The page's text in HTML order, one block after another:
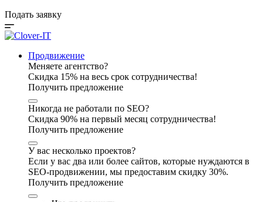
Подать заявку
Продвижение
Меняете агентство?
Скидка 15% на весь срок сотрудничества!
Получить предложение
Никогда не работали по SEO?
Скидка 90% на первый месяц сотрудничества!
Получить предложение
У вас несколько проектов?
Если у вас два или более сайтов, которые нуждаются в
SEO-продвижении, мы предоставим скидку 30%.
Получить предложение